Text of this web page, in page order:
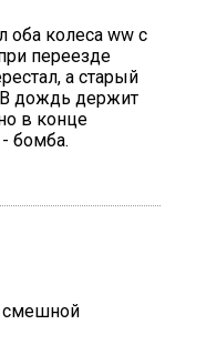
оба колеса ww с
переезде
а старый
дождь держит
в конце
бомба.
смешной